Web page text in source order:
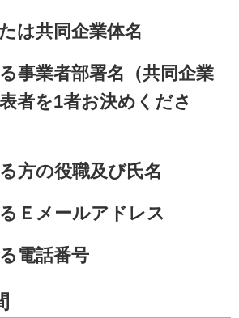
は共同企業体名
事業者部署名（共同企業
者を1者お決めくださ
方の役職及び氏名
Ｅメールアドレス
電話番号